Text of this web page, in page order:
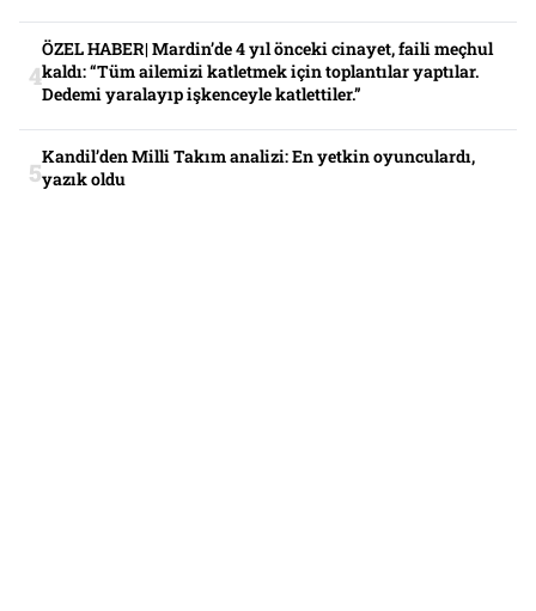
ÖZEL HABER| Mardin’de 4 yıl önceki cinayet, faili meçhul
kaldı: “Tüm ailemizi katletmek için toplantılar yaptılar.
Dedemi yaralayıp işkenceyle katlettiler.”
Kandil’den Milli Takım analizi: En yetkin oyunculardı,
yazık oldu